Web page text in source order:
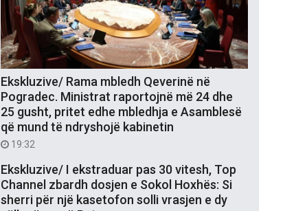
Ekskluzive/ Rama mbledh Qeverinë në
Pogradec. Ministrat raportojnë më 24 dhe
25 gusht, pritet edhe mbledhja e Asamblesë
që mund të ndryshojë kabinetin
19:32
Ekskluzive/ I ekstraduar pas 30 vitesh, Top
Channel zbardh dosjen e Sokol Hoxhës: Si
sherri për një kasetofon solli vrasjen e dy